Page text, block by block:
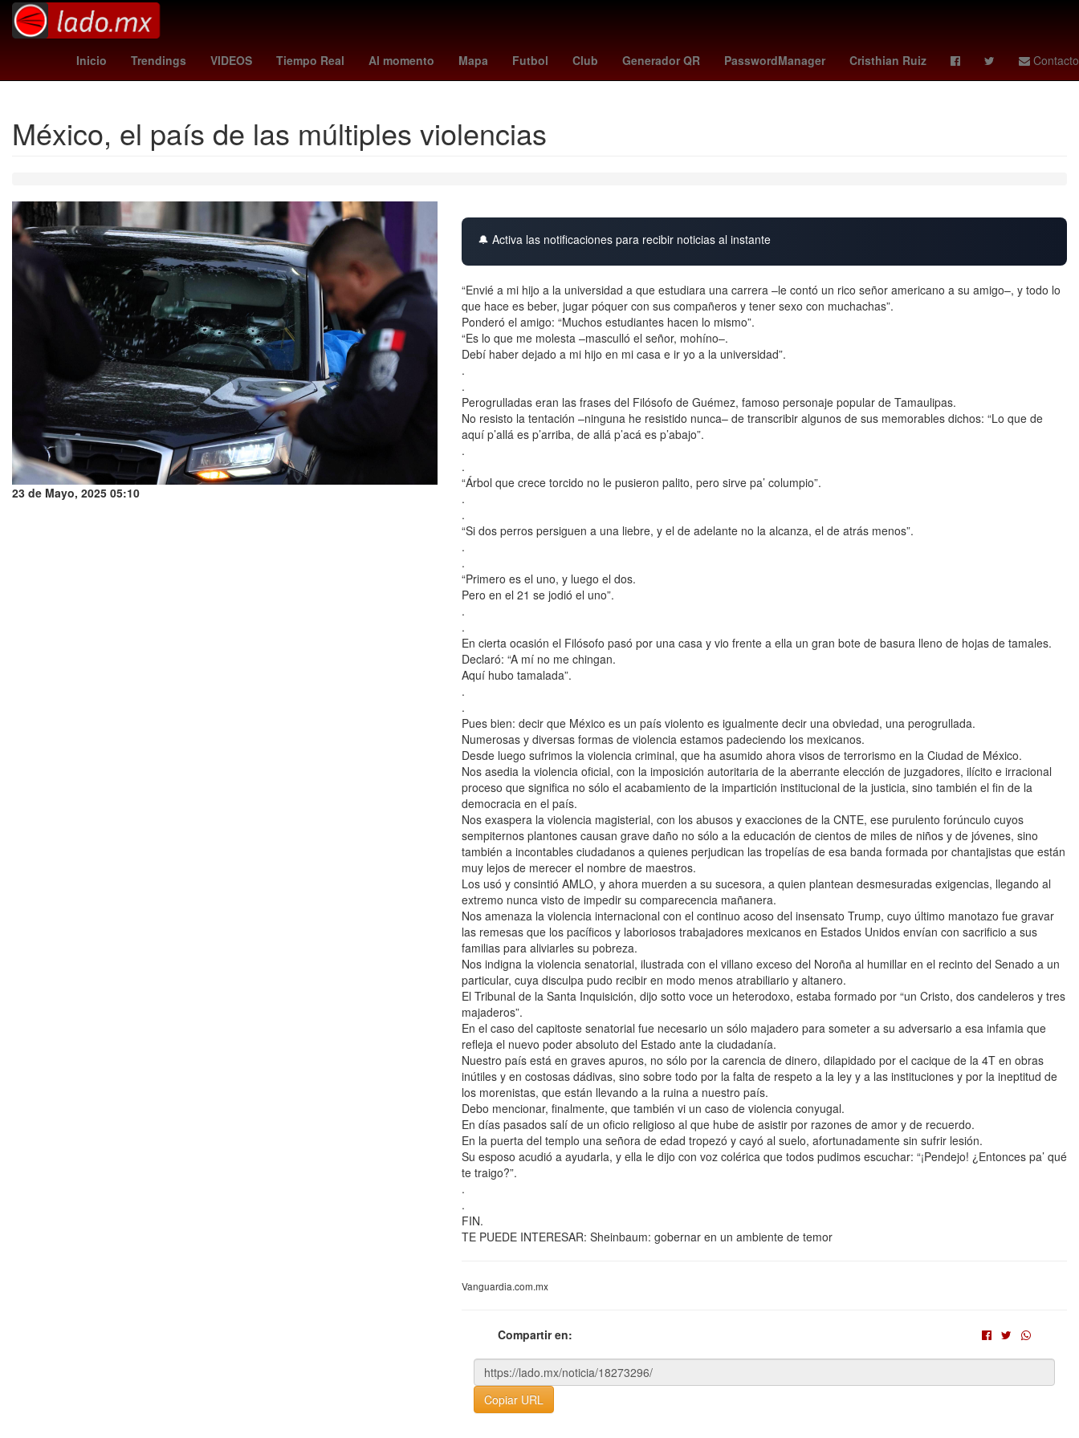
Inicio Trendings VIDEOS Tiempo Real Al momento Mapa Futbol Club Generador QR PasswordManager Cristhian Ruiz Contacto
Madrid leagues cup hoy Brasil Star Wars 2024 scream 1 la casa de los famosos horario burnley - leeds Genética Temporada
México, el país de las múltiples violencias
23 de Mayo, 2025 05:10
🔔 Activa las notificaciones para recibir noticias al instante
“Envié a mi hijo a la universidad a que estudiara una carrera –le contó un rico señor americano a su amigo–, y todo lo
que hace es beber, jugar póquer con sus compañeros y tener sexo con muchachas”.
Ponderó el amigo: “Muchos estudiantes hacen lo mismo”.
“Es lo que me molesta –masculló el señor, mohíno–.
Debí haber dejado a mi hijo en mi casa e ir yo a la universidad”.
.
.
Perogrulladas eran las frases del Filósofo de Guémez, famoso personaje popular de Tamaulipas.
No resisto la tentación –ninguna he resistido nunca– de transcribir algunos de sus memorables dichos: “Lo que de
aquí p’allá es p’arriba, de allá p’acá es p’abajo”.
.
.
“Árbol que crece torcido no le pusieron palito, pero sirve pa’ columpio”.
.
.
“Si dos perros persiguen a una liebre, y el de adelante no la alcanza, el de atrás menos”.
.
.
“Primero es el uno, y luego el dos.
Pero en el 21 se jodió el uno”.
.
.
En cierta ocasión el Filósofo pasó por una casa y vio frente a ella un gran bote de basura lleno de hojas de tamales.
Declaró: “A mí no me chingan.
Aquí hubo tamalada”.
.
.
Pues bien: decir que México es un país violento es igualmente decir una obviedad, una perogrullada.
Numerosas y diversas formas de violencia estamos padeciendo los mexicanos.
Desde luego sufrimos la violencia criminal, que ha asumido ahora visos de terrorismo en la Ciudad de México.
Nos asedia la violencia oficial, con la imposición autoritaria de la aberrante elección de juzgadores, ilícito e irracional
proceso que significa no sólo el acabamiento de la impartición institucional de la justicia, sino también el fin de la
democracia en el país.
Nos exaspera la violencia magisterial, con los abusos y exacciones de la CNTE, ese purulento forúnculo cuyos
sempiternos plantones causan grave daño no sólo a la educación de cientos de miles de niños y de jóvenes, sino
también a incontables ciudadanos a quienes perjudican las tropelías de esa banda formada por chantajistas que están
muy lejos de merecer el nombre de maestros.
Los usó y consintió AMLO, y ahora muerden a su sucesora, a quien plantean desmesuradas exigencias, llegando al
extremo nunca visto de impedir su comparecencia mañanera.
Nos amenaza la violencia internacional con el continuo acoso del insensato Trump, cuyo último manotazo fue gravar
las remesas que los pacíficos y laboriosos trabajadores mexicanos en Estados Unidos envían con sacrificio a sus
familias para aliviarles su pobreza.
Nos indigna la violencia senatorial, ilustrada con el villano exceso del Noroña al humillar en el recinto del Senado a un
particular, cuya disculpa pudo recibir en modo menos atrabiliario y altanero.
El Tribunal de la Santa Inquisición, dijo sotto voce un heterodoxo, estaba formado por “un Cristo, dos candeleros y tres
majaderos”.
En el caso del capitoste senatorial fue necesario un sólo majadero para someter a su adversario a esa infamia que
refleja el nuevo poder absoluto del Estado ante la ciudadanía.
Nuestro país está en graves apuros, no sólo por la carencia de dinero, dilapidado por el cacique de la 4T en obras
inútiles y en costosas dádivas, sino sobre todo por la falta de respeto a la ley y a las instituciones y por la ineptitud de
los morenistas, que están llevando a la ruina a nuestro país.
Debo mencionar, finalmente, que también vi un caso de violencia conyugal.
En días pasados salí de un oficio religioso al que hube de asistir por razones de amor y de recuerdo.
En la puerta del templo una señora de edad tropezó y cayó al suelo, afortunadamente sin sufrir lesión.
Su esposo acudió a ayudarla, y ella le dijo con voz colérica que todos pudimos escuchar: “¡Pendejo! ¿Entonces pa’ qué
te traigo?”.
.
.
FIN.
TE PUEDE INTERESAR: Sheinbaum: gobernar en un ambiente de temor
Vanguardia.com.mx
Compartir en:
Copiar URL